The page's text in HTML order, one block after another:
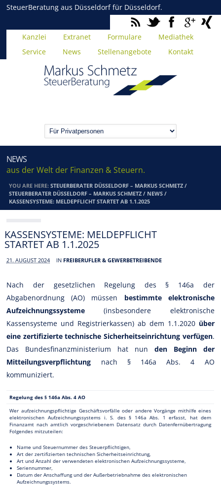
SteuerBeratung aus Düsseldorf für Düsseldorf.
Kanzlei Extranet Formulare
Mediathek
Service
News Stellenangebote Kontakt
NEWS
aus der Welt der Finanzen & Steuern.
YOU ARE HERE:STEUERBERATER DÜSSELDORF – MARKUS SCHMETZ /
STEUERBERATER DÜSSELDORF – MARKUS SCHMETZ / NEWS /
KASSENSYSTEME: MELDEPFLICHT STARTET AB 1.1.2025
KASSENSYSTEME: MELDEPFLICHT
STARTET AB 1.1.2025
21. AUGUST 2024 IN FREIBERUFLER & GEWERBETREIBENDE
Nach der gesetzlichen Regelung des § 146a der
Abgabenordnung (AO) müssen bestimmte elektronische
Aufzeichnungssysteme (insbesondere elektronische
Kassensysteme und Registrierkassen) ab dem 1.1.2020über
eine zertifizierte technische Sicherheitseinrichtung verfügen.
Das Bundesfinanzministerium hat nun den Beginn der
Mitteilungsverpflichtung nach § 146a Abs. 4 AO
kommuniziert.
Regelung des § 146a Abs. 4 AO
Wer aufzeichnungspflichtige Geschäftsvorfälle oder andere Vorgänge mithilfe eines
elektronischen Aufzeichnungssystems i. S. des § 146a Abs. 1 erfasst, hat dem
Finanzamt nach amtlich vorgeschriebenem Datensatz durch Datenfernübertragung
Folgendes mitzuteilen:
Name und Steuernummer des Steuerpflichtigen,
Art der zertifizierten technischen Sicherheitseinrichtung,
Art und Anzahl der verwendeten elektronischen Aufzeichnungssysteme,
Seriennummer,
Datum der Anschaffung und der Außerbetriebnahme des elektronischen
Aufzeichnungssystems.